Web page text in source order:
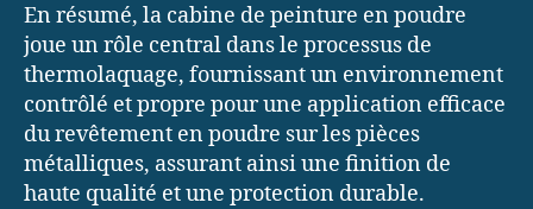
En résumé, la cabine de peinture en poudre
joue un rôle central dans le processus de
thermolaquage, fournissant un environnement
contrôlé et propre pour une application efficace
du revêtement en poudre sur les pièces
métalliques, assurant ainsi une finition de
haute qualité et une protection durable.